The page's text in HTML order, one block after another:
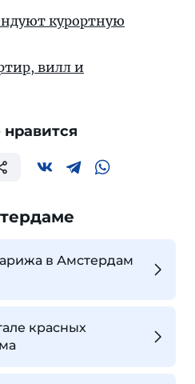
курортную
вилл и
в Амстердам
красных